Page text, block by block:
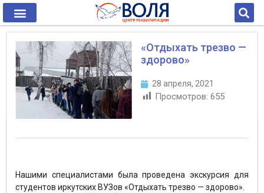
«Отдыхать трезво —
здорово»
28 апреля, 2021
Просмотров: 655
Нашими специалистами была проведена экскурсия для
студентов иркутских ВУЗов «Отдыхать трезво — здорово».